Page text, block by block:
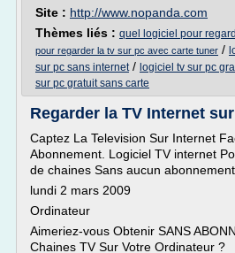
Site : http://www.nopanda.com
Thèmes liés : quel logiciel pour
pour regarder la tv sur pc avec carte tuner /
sur pc sans internet/ logiciel tv sur pc
sur pc gratuit sans carte
Regarder la TV Internet
Captez La Television Sur Internet
Abonnement. Logiciel TV internet
de chaines Sans aucun abonnement
lundi 2 mars 2009
Ordinateur
Aimeriez-vous Obtenir SANS
Chaines TV Sur Votre Ordinateur ?